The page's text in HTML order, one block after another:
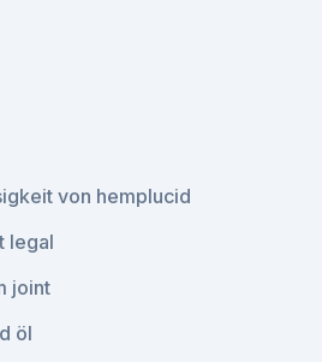
von hemplucid
legal
joint
öl